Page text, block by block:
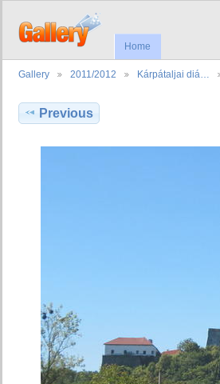
Home
Gallery 2011/2012 Kárpátaljai diá…
Previous